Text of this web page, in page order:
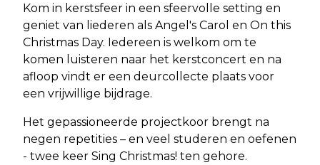
Kom in kerstsfeer in een sfeervolle setting en
geniet van liederen als Angel's Carol en On this
Christmas Day. Iedereen is welkom om te
komen luisteren naar het kerstconcert en na
afloop vindt er een deurcollecte plaats voor
een vrijwillige bijdrage.
Het gepassioneerde projectkoor brengt na
negen repetities – en veel studeren en oefenen
- twee keer Sing Christmas! ten gehore.